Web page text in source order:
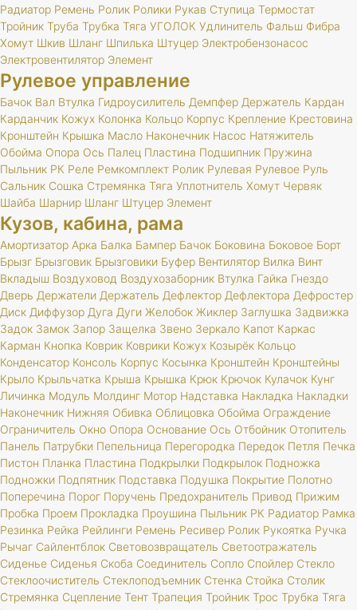
Радиатор Ремень Ролик Ролики Рукав Ступица Термостат
Тройник Труба Трубка Тяга УГОЛОК Удлинитель Фальш Фибра
Хомут Шкив Шланг Шпилька Штуцер Электробензонасос
Электровентилятор Элемент
Рулевое управление
Бачок Вал Втулка Гидроусилитель Демпфер Держатель Кардан
Карданчик Кожух Колонка Кольцо Корпус Крепление Крестовина
Кронштейн Крышка Масло Наконечник Насос Натяжитель
Обойма Опора Ось Палец Пластина Подшипник Пружина
Пыльник РК Реле Ремкомплект Ролик Рулевая Рулевое Руль
Сальник Сошка Стремянка Тяга Уплотнитель Хомут Червяк
Шайба Шарнир Шланг Штуцер Элемент
Кузов, кабина, рама
Амортизатор Арка Балка Бампер Бачок Боковина Боковое Борт
Брызг Брызговик Брызговики Буфер Вентилятор Вилка Винт
Вкладыш Воздуховод Воздухозаборник Втулка Гайка Гнездо
Дверь Держатели Держатель Дефлектор Дефлектора Дефростер
Диск Диффузор Дуга Дуги Желобок Жиклер Заглушка Задвижка
Задок Замок Запор Защелка Звено Зеркало Капот Каркас
Карман Кнопка Коврик Коврики Кожух Козырёк Кольцо
Конденсатор Консоль Корпус Косынка Кронштейн Кронштейны
Крыло Крыльчатка Крыша Крышка Крюк Крючок Кулачок Кунг
Личинка Модуль Молдинг Мотор Надставка Накладка Накладки
Наконечник Нижняя Обивка Облицовка Обойма Ограждение
Ограничитель Окно Опора Основание Ось Отбойник Отопитель
Панель Патрубки Пепельница Перегородка Передок Петля Печка
Пистон Планка Пластина Подкрылки Подкрылок Подножка
Подножки Подпятник Подставка Подушка Покрытие Полотно
Поперечина Порог Поручень Предохранитель Привод Прижим
Пробка Проем Прокладка Проушина Пыльник РК Радиатор Рамка
Резинка Рейка Рейлинги Ремень Ресивер Ролик Рукоятка Ручка
Рычаг Сайлентблок Световозвращатель Светоотражатель
Сиденье Сиденья Скоба Соединитель Сопло Спойлер Стекло
Стеклоочиститель Стеклоподъемник Стенка Стойка Столик
Стремянка Сцепление Тент Трапеция Тройник Трос Трубка Тяга